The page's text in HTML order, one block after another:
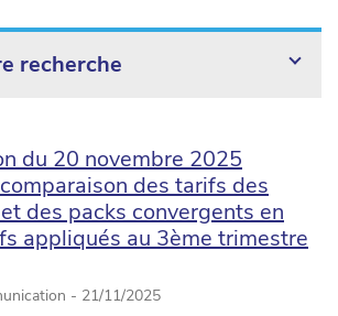
recherche
du 20 novembre 2025
des tarifs des
des packs convergents en
appliqués au 3ème trimestre
- 21/11/2025